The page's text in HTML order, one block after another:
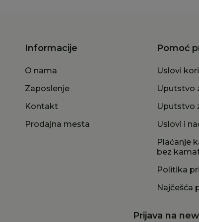
Informacije
O nama
Zaposlenje
Kontakt
Prodajna mesta
Pomoć
Uslovi
Uputstvo
Uputstvo
Uslovi i
Plaćanje
bez
Politika
Najčešća
Prijava na